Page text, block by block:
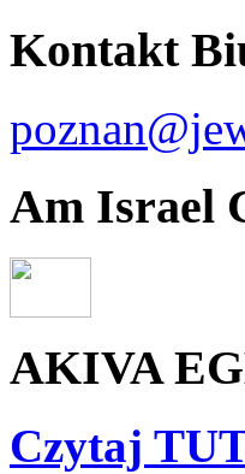
Kontakt
Am Israel
AKIVA
Czytaj